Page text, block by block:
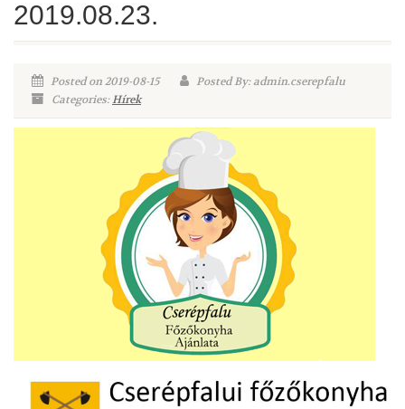
2019.08.23.
Posted on 2019-08-15
Posted By: admin.cserepfalu
Categories:Hírek